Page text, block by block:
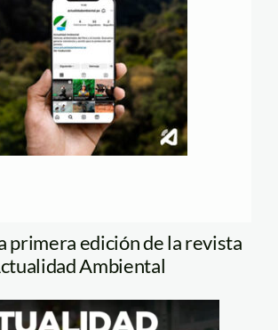
primera edición de la revista
Ambiental